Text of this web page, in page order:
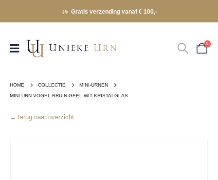
Gratis verzending vanaf € 100,-
0
HOME COLLECTIE
MINI-URNEN
MINI URN VOGEL BRUIN-GEEL-WIT KRISTALGLAS
← terug naar overzicht